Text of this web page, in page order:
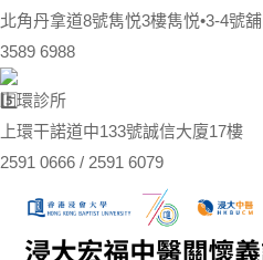
北角丹拿道8號雋悦3樓雋悦•3-4號舖
3589 6988
上環診所
上環干諾道中133號誠信大廈17樓
2591 0666 / 2591 6079